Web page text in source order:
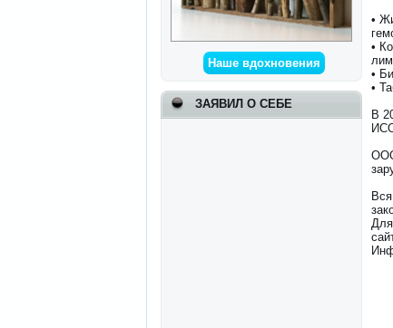
Наше вдохновения
ЗАЯВИЛ О СЕБЕ
•
•
•
•
В